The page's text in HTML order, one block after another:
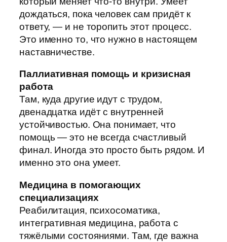
дождаться, пока человек сам придёт к
ответу, — и не торопить этот процесс.
Это именно то, что нужно в настоящем
наставничестве.
Паллиативная помощь и кризисная
работа
Там, куда другие идут с трудом,
двенадцатка идёт с внутренней
устойчивостью. Она понимает, что
помощь — это не всегда счастливый
финал. Иногда это просто быть рядом. И
именно это она умеет.
Медицина в помогающих
специализациях
Реабилитация, психосоматика,
интегративная медицина, работа с
тяжёлыми состояниями. Там, где важна